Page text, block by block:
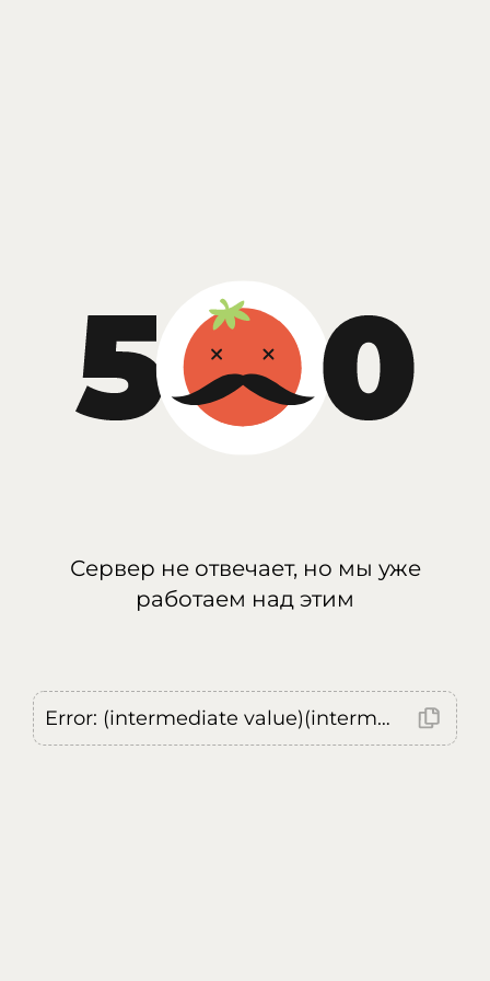
Сервер не отвечает, но мы уже
работаем над этим
Error: (intermediate value)(intermediate value)(intermediate value).replaceAll is not a function